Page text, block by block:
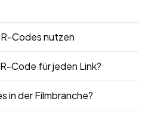
Codes nutzen
Code für jeden Link?
in der Filmbranche?